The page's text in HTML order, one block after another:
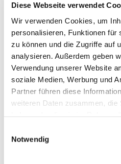
Diese Webseite verwendet
Wir verwenden Cookies, um
personalisieren, Funktionen für
zu können und die Zugriffe auf
analysieren. Außerdem geben
Verwendung unserer Website
soziale Medien, Werbung und
Partner führen diese
weiteren Daten zusammen, die
Notwendig